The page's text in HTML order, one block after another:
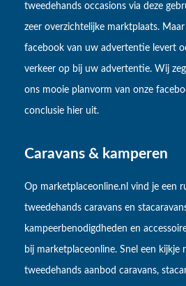
tweedehands occasions via deze
zeer overzichtelijke marktplaats.
facebook van uw advertentie levert
verkeer op bij uw advertentie. Wij
ons mooie planvorm van onze
conclusie hier uit.
Caravans & kamperen
Op marketplaceonline.nl vind je een
tweedehands caravans en
kampeerbenodigdheden en
bij marketplaceonline. Snel een kijkje
tweedehands aanbod caravans,